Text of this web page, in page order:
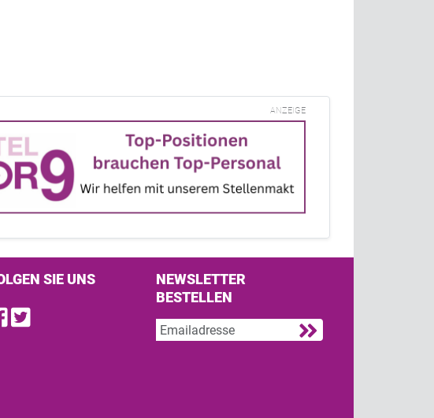
ANZEIGE
SIE UNS
Find us on Facebook
Follow us on Twitter
NEWSLETTER
BESTELLEN